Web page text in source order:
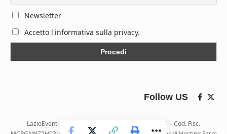
Newsletter
Accetto l'informativa sulla privacy.
Follow US
LazioEventi – Via Monticelli, 9 04026 Minturno (LT) – Cod. Fisc.